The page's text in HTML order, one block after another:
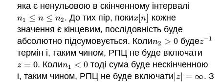
яка є ненульовою в скінченному інтервалі
n1 ≤ n ≤ n2
n1 ≤n ≤n2 . До тих пір, покиx[n]
x[ n] кожне
значення є кінцевим, послідовність буде
абсолютно підсумовується. Колиn2 > 0
n2 >0 будеz−1
z−1
термін і, таким чином, РПЦ не буде включати
z = 0
z =0 . Колиn1 < 0
n1 <0
тоді сума буде нескінченною
і, таким чином, РПЦ не буде включати|z| = ∞
|z =∞
. З